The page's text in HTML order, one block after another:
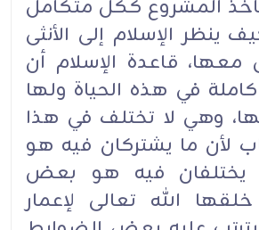
المشروع ككل متكامل
الإسلام إلى الأنثى
قاعدة الإسلام أن
كاملة في هذه الحياة ولها
وهي لا تختلف في هذا
لأن ما يشتركان فيه هو
يختلفان فيه هو بعض
خلقها الله تعالى لإعمار